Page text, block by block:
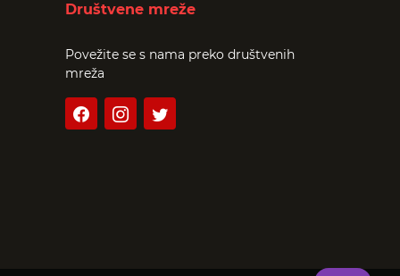
Društvene mreže
Povežite se s nama preko društvenih
mreža